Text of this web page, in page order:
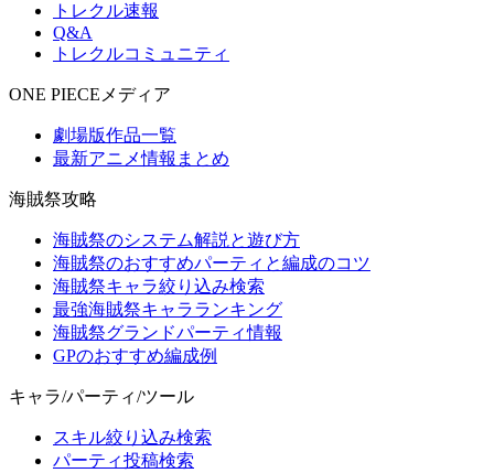
トレクル速報
Q&A
トレクルコミュニティ
ONE PIECEメディア
劇場版作品一覧
最新アニメ情報まとめ
海賊祭攻略
海賊祭のシステム解説と遊び方
海賊祭のおすすめパーティと編成のコツ
海賊祭キャラ絞り込み検索
最強海賊祭キャラランキング
海賊祭グランドパーティ情報
GPのおすすめ編成例
キャラ/パーティ/ツール
スキル絞り込み検索
パーティ投稿検索